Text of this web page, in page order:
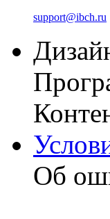
support@ibch.ru
Об